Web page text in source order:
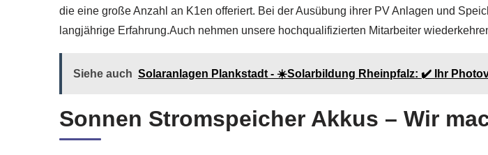
die eine große Anzahl an K1en offeriert. Bei der Ausübung ihrer PV Anlagen und
langjährige Erfahrung.Auch nehmen unsere hochqualifizierten Mitarbeiter
Siehe auch Solaranlagen Plankstadt - ☀️Solarbildung Rheinpfalz: ✔️ Ihr
Sonnen Stromspeicher Akkus – Wir